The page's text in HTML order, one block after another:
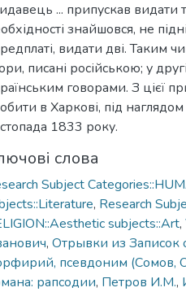
... припускав видати
знайшовся, не
видати дві. Таким
писані російською; у
говорами. З цієї
в Харкові, під
1833 року.
слова
Subject
, Research
subjects::Art,
, Отрывки из Записок
псевдоним (Сомов,
рапсодии, Петров И.М.,